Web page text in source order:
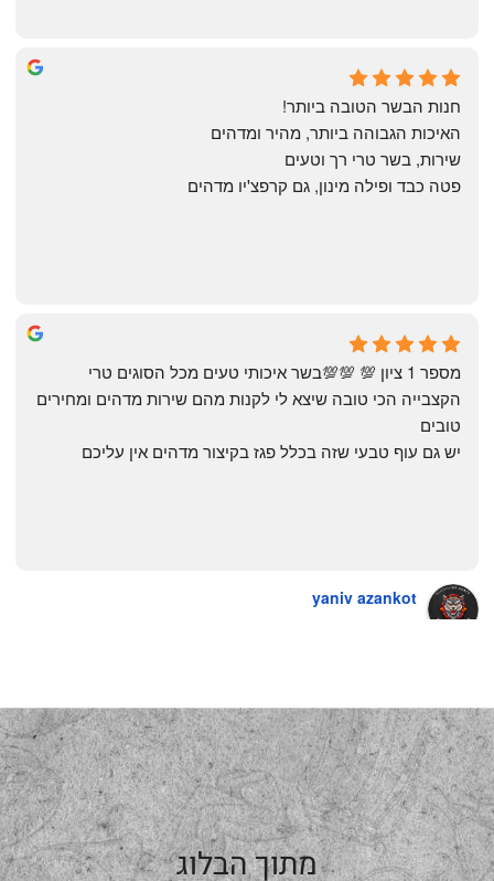
Annael Annael
8 months ago
The Artechology
a year ago
חנות הבשר הטובה ביותר!
האיכות הגבוהה ביותר, מהיר ומדהים
שירות, בשר טרי רך וטעים
פטה כבד ופילה מינון, גם קרפצ'יו מדהים
yaniv azankot
טובים
יש גם עוף טבעי שזה בכלל פגז בקיצור מדהים אין עליכם
מתוך הבלוג